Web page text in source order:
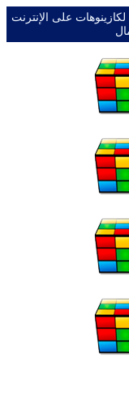
على الإنترنت